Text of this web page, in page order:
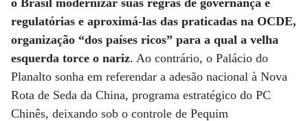
o Brasil modernizar suas regras de governança e
regulatórias e aproximá-las das praticadas na OCDE,
organização “dos países ricos” para a qual a velha
esquerda torce o nariz. Ao contrário, o Palácio do
Planalto sonha em referendar a adesão nacional à Nova
Rota de Seda da China, programa estratégico do PC
Chinês, deixando sob o controle de Pequim